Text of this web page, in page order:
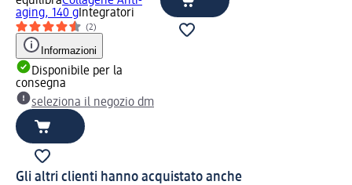
aging, 140 g Integratori
(2)
Informazioni
Disponibile per la
consegna
seleziona il negozio dm
Gli altri clienti hanno acquistato anche